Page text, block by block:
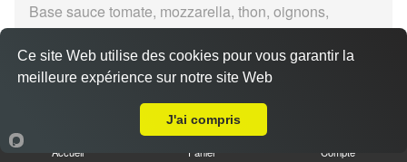
Base sauce tomate, mozzarella, thon, oignons,
poivrons, olives
Pizza napolitaine méga
Accueil Panier Compte
Ce site Web utilise des cookies pour vous garantir la
meilleure expérience sur notre site Web
J'ai compris